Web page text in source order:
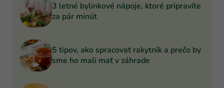
3 letné bylinkové nápoje, ktoré pripravíte
za pár minút
5 tipov, ako spracovať rakytník a prečo by
sme ho mali mať v záhrade